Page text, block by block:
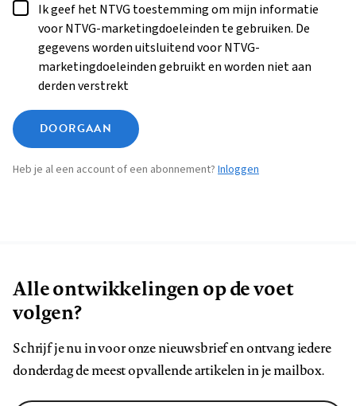
Ik geef het NTVG toestemming om mijn informatie
voor NTVG-marketingdoeleinden te gebruiken. De
gegevens worden uitsluitend voor NTVG-
marketingdoeleinden gebruikt en worden niet aan
derden verstrekt
DOORGAAN
Heb je al een account of een abonnement? Inloggen
Alle ontwikkelingen op de voet
volgen?
Schrijf je nu in voor onze nieuwsbrief en ontvang iedere
donderdag de meest opvallende artikelen in je mailbox.